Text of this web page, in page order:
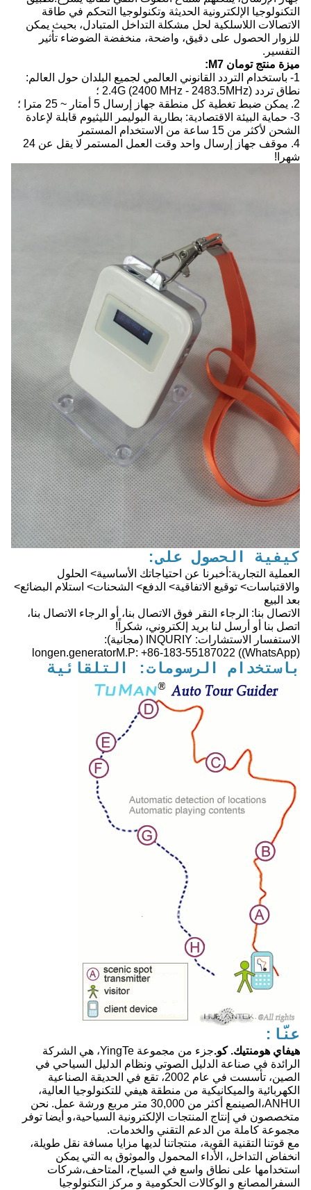
التكنولوجيا الإلكترونية الحديثة وتكنولوجيا التحكم في طاقة
الاتصالات اللاسلكية لحل مشكلة التداخل المتبادل، بحيث يمكن
للزوار الحصول على دقيق، واضحة، منخفضة الضوضاء تأثير
التفسير.
ميزة منتج تومان M7:
1- باستخدام التردد القانوني العالمي لجميع البلدان حول العالم:
نطاق تردد 2.4G (2400 MHz - 2483.5MHz) ؛
2. يمكن ضبط تغطية كل منطقة جهاز إرسال 5 أمتار ~ 25 مترا ؛
3- حماية البيئة الاقتصادية: بطارية البوليمر الليثيوم قابلة لإعادة
الشحن لأكثر من 15 ساعة من الاستخدام المستمر
4. موقف جهاز إرسال واحد وقت العمل المستمر لا يقل عن 24
شهرا!
كيفية الحصول على:
العملية التجارية:أخبرنا عن احتياجاتك الأساسية> الحلول
والاقتباسات> توقيع الاتفاقية> الدفع> الشحنات> استلام البضائع>
بعد البيع
الاتصال بنا: الرجاء النقر فوق الاتصال بنا، أو الرجاء الاتصال بنا،
اتصل بنا أو أرسل لنا بريد إلكتروني، شكراً!
الاستفسار الاستشارات: INQURIY (مجانية):
longen.generatorM.P: +86-183-55187022 ((WhatsApp)
باستخدام الرسومات: التلقائية
عنّا:
هيفاي هومنتيك. كو.
جزء من مجموعة YingTe، هي الشركة
الرائدة في صناعة الدليل الصوتي ونظام الدليل السياحي في
الصين، تأسست في عام 2002، تقع في الحديقة الصناعية
الكهربائية والميكانيكية من منطقة هيفي للتكنولوجيا العالية،
ANHUI،الصينمع أكثر من 30,000 متر مربع ورشة عمل. نحن
متخصصون في إنتاج المنتجات الإلكترونية السياحية،و أيضا توفر
مجموعة كاملة من الدعم التقني والخدمات.
مع قوتنا التقنية القوية، منتجاتنا لديها مزايا مسافة نقل طويلة،
انخفاض التداخل، الأداء المحمول والموثوق به التي يمكن
استخدامها على نطاق واسع في السياح، المتاحف،شركات
السفرالمصانع و الوكالات الحكومية و مركز التكنولوجيا